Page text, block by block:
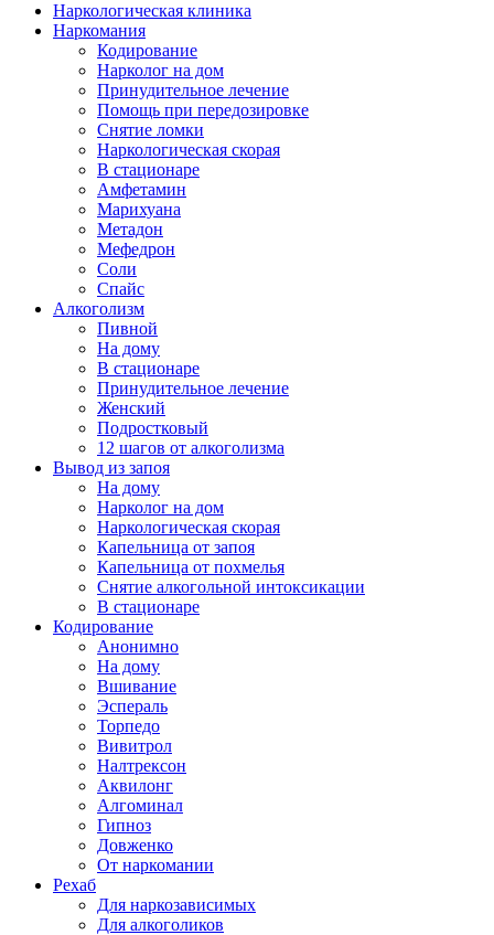
Наркологическая клиника
Наркомания
Кодирование
Нарколог на дом
Принудительное лечение
Помощь при передозировке
Снятие ломки
Наркологическая скорая
В стационаре
Амфетамин
Марихуана
Метадон
Мефедрон
Соли
Спайс
Алкоголизм
Пивной
На дому
В стационаре
Принудительное лечение
Женский
Подростковый
12 шагов от алкоголизма
Вывод из запоя
На дому
Нарколог на дом
Наркологическая скорая
Капельница от запоя
Капельница от похмелья
Снятие алкогольной интоксикации
В стационаре
Кодирование
Анонимно
На дому
Вшивание
Эспераль
Торпедо
Вивитрол
Налтрексон
Аквилонг
Алгоминал
Гипноз
Довженко
От наркомании
Рехаб
Для наркозависимых
Для алкоголиков